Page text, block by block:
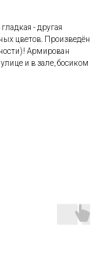
- другая
цветов. Произведён
Армирован
и в зале, босиком